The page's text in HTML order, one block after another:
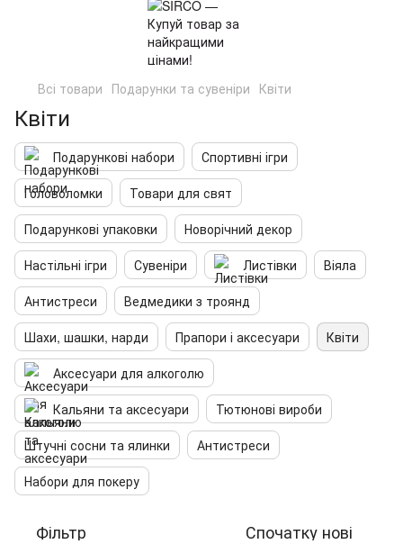
Всі товари Подарунки та сувеніри Квіти
Квіти
Подарункові набори
Спортивні ігри
Головоломки
Товари для свят
Подарункові упаковки
Новорічний декор
Настільні ігри
Сувеніри Листівки
Віяла
Антистреси
Ведмедики з троянд
Шахи, шашки, нарди
Прапори і аксесуари
Квіти
Аксесуари для алкоголю
Кальяни та аксесуари
Тютюнові вироби
Штучні сосни та ялинки
Антистреси
Набори для покеру
Фільтр Спочатку нові